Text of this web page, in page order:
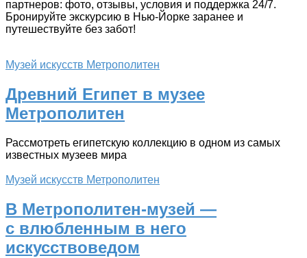
партнеров: фото, отзывы, условия и поддержка 24/7.
Бронируйте экскурсию в Нью-Йорке заранее и
путешествуйте без забот!
Музей искусств Метрополитен
Древний Египет в музее
Метрополитен
Рассмотреть египетскую коллекцию в одном из самых
известных музеев мира
Музей искусств Метрополитен
В Метрополитен-музей —
с влюбленным в него
искусствоведом